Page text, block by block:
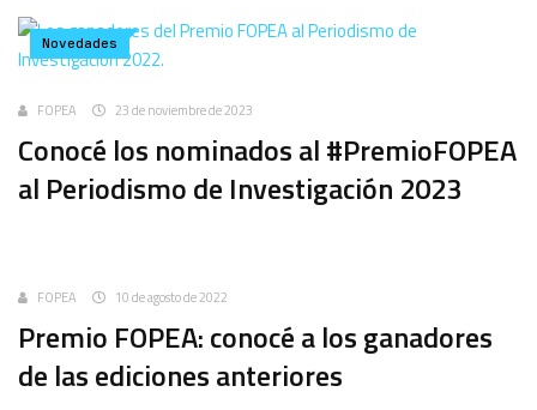
Novedades
FOPEA 23 de noviembre de 2023
Conocé los nominados al #PremioFOPEA
al Periodismo de Investigación 2023
Uncategorized
FOPEA 10 de agosto de 2022
Premio FOPEA: conocé a los ganadores
de las ediciones anteriores